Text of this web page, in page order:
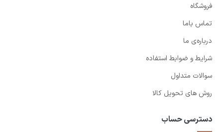
فروشگاه
تماس باما
درباره‌ی ما
شرایط و ضوابط استفاده
سوالات متداول
روش های تحویل کالا
دسترسی حساب